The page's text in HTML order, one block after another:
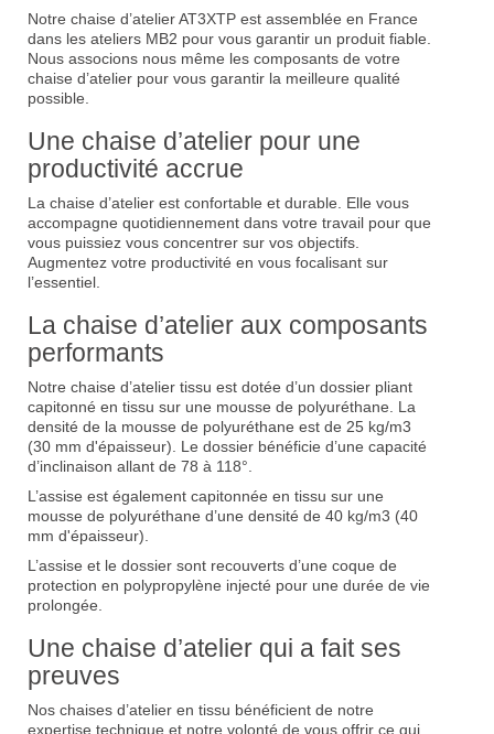
Notre chaise d’atelier AT3XTP est assemblée en France
dans les ateliers MB2 pour vous garantir un produit fiable.
Nous associons nous même les composants de votre
chaise d’atelier pour vous garantir la meilleure qualité
possible.
Une chaise d’atelier pour une
productivité accrue
La chaise d’atelier est confortable et durable. Elle vous
accompagne quotidiennement dans votre travail pour que
vous puissiez vous concentrer sur vos objectifs.
Augmentez votre productivité en vous focalisant sur
l’essentiel.
La chaise d’atelier aux composants
performants
Notre chaise d’atelier tissu est dotée d’un dossier pliant
capitonné en tissu sur une mousse de polyuréthane. La
densité de la mousse de polyuréthane est de 25 kg/m3
(30 mm d'épaisseur). Le dossier bénéficie d’une capacité
d’inclinaison allant de 78 à 118°.
L’assise est également capitonnée en tissu sur une
mousse de polyuréthane d’une densité de 40 kg/m3 (40
mm d'épaisseur).
L’assise et le dossier sont recouverts d’une coque de
protection en polypropylène injecté pour une durée de vie
prolongée.
Une chaise d’atelier qui a fait ses
preuves
Nos chaises d’atelier en tissu bénéficient de notre
expertise technique et notre volonté de vous offrir ce qui